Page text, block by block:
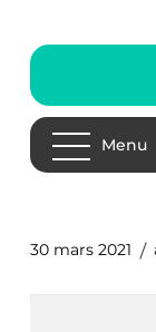
Menu
30 mars 2021